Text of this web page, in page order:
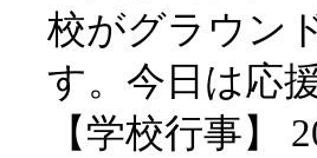
校がグラウン
す。今日は応
【学校行事】